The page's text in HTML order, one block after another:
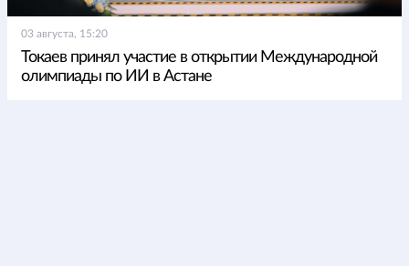
03 августа, 15:20
Токаев принял участие в открытии Международной
олимпиады по ИИ в Астане